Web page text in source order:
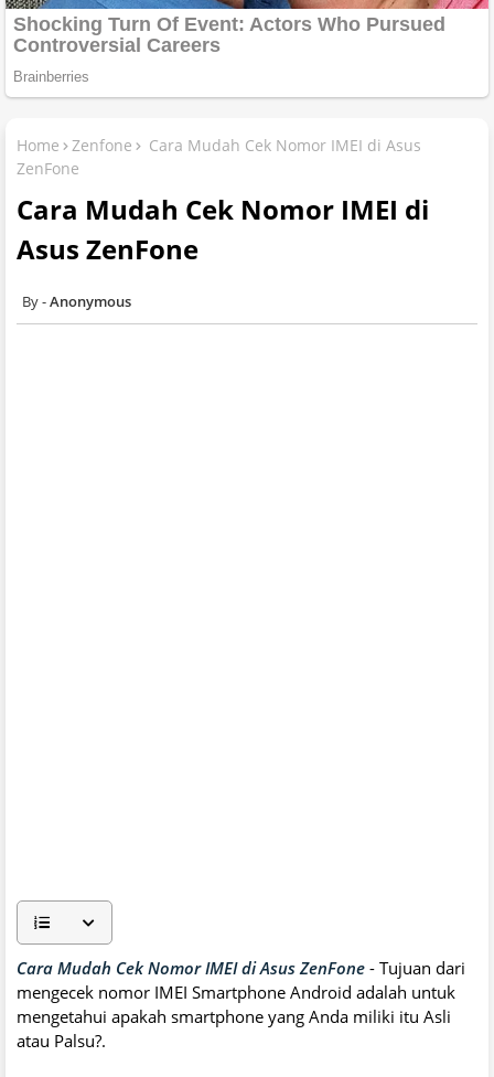
Home Zenfone
Cara Mudah Cek Nomor IMEI di Asus
ZenFone
Cara Mudah Cek Nomor IMEI di
Asus ZenFone
Anonymous
Cara Mudah Cek Nomor IMEI di Asus ZenFone - Tujuan dari
mengecek nomor IMEI Smartphone Android adalah untuk
mengetahui apakah smartphone yang Anda miliki itu Asli
atau Palsu?.